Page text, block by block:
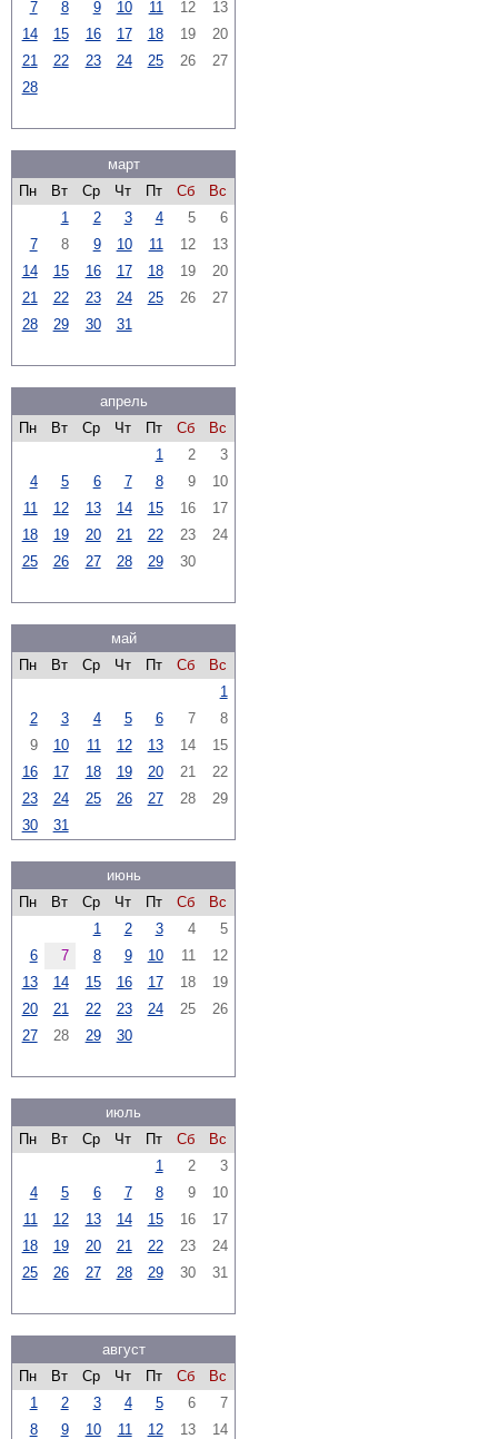
7 8 9 10 11 12
13
14
15 16 17 18 19
20
21
22 23 24 25 26
27
28
март
Пн
Вт Ср Чт Пт Сб
Вс
1
2 3 4 5
6
7
8 9 10 11 12
13
14
15 16 17 18 19
20
21
22 23 24 25 26
27
28
29 30 31
апрель
Пн
Вт Ср Чт Пт Сб
Вс
1
2
3
4
5 6 7 8 9
10
11
12 13 14 15 16
17
18
19 20 21 22 23
24
25
26 27 28 29 30
май
Пн
Вт Ср Чт Пт Сб
Вс
1
2
3 4 5 6 7
8
9
10 11 12 13 14
15
16
17 18 19 20 21
22
23
24 25 26 27 28
29
30
31
июнь
Пн
Вт Ср Чт Пт Сб
Вс
1
2 3 4
5
6
7 8 9 10 11
12
13
14 15 16 17 18
19
20
21 22 23 24 25
26
27
28 29 30
июль
Пн
Вт Ср Чт Пт Сб
Вс
1
2
3
4
5 6 7 8 9
10
11
12 13 14 15 16
17
18
19 20 21 22 23
24
25
26 27 28 29 30 31
август
Пн
Вт Ср Чт Пт Сб
Вс
1
2 3 4 5 6
7
8
9 10 11 12 13
14